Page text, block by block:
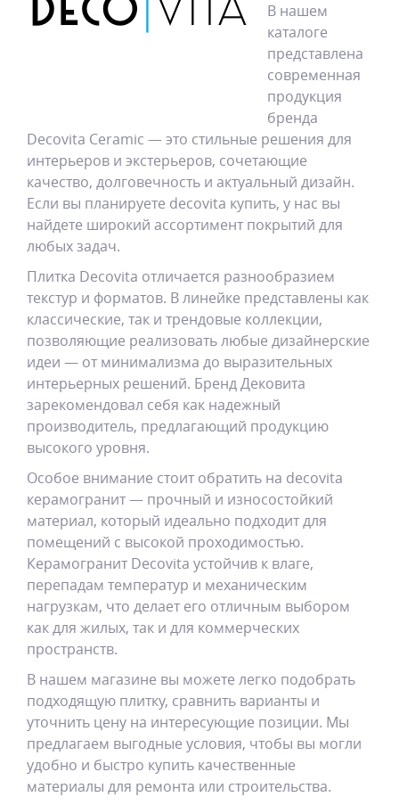
В нашем
каталоге
представлена
современная
продукция
бренда
Decovita Ceramic — это стильные решения для
интерьеров и экстерьеров, сочетающие
качество, долговечность и актуальный дизайн.
Если вы планируете decovita купить, у нас вы
найдете широкий ассортимент покрытий для
любых задач.
Плитка Decovita отличается разнообразием
текстур и форматов. В линейке представлены как
классические, так и трендовые коллекции,
позволяющие реализовать любые дизайнерские
идеи — от минимализма до выразительных
интерьерных решений. Бренд Дековита
зарекомендовал себя как надежный
производитель, предлагающий продукцию
высокого уровня.
Особое внимание стоит обратить на decovita
керамогранит — прочный и износостойкий
материал, который идеально подходит для
помещений с высокой проходимостью.
Керамогранит Decovita устойчив к влаге,
перепадам температур и механическим
нагрузкам, что делает его отличным выбором
как для жилых, так и для коммерческих
пространств.
В нашем магазине вы можете легко подобрать
подходящую плитку, сравнить варианты и
уточнить цену на интересующие позиции. Мы
предлагаем выгодные условия, чтобы вы могли
удобно и быстро купить качественные
материалы для ремонта или строительства.